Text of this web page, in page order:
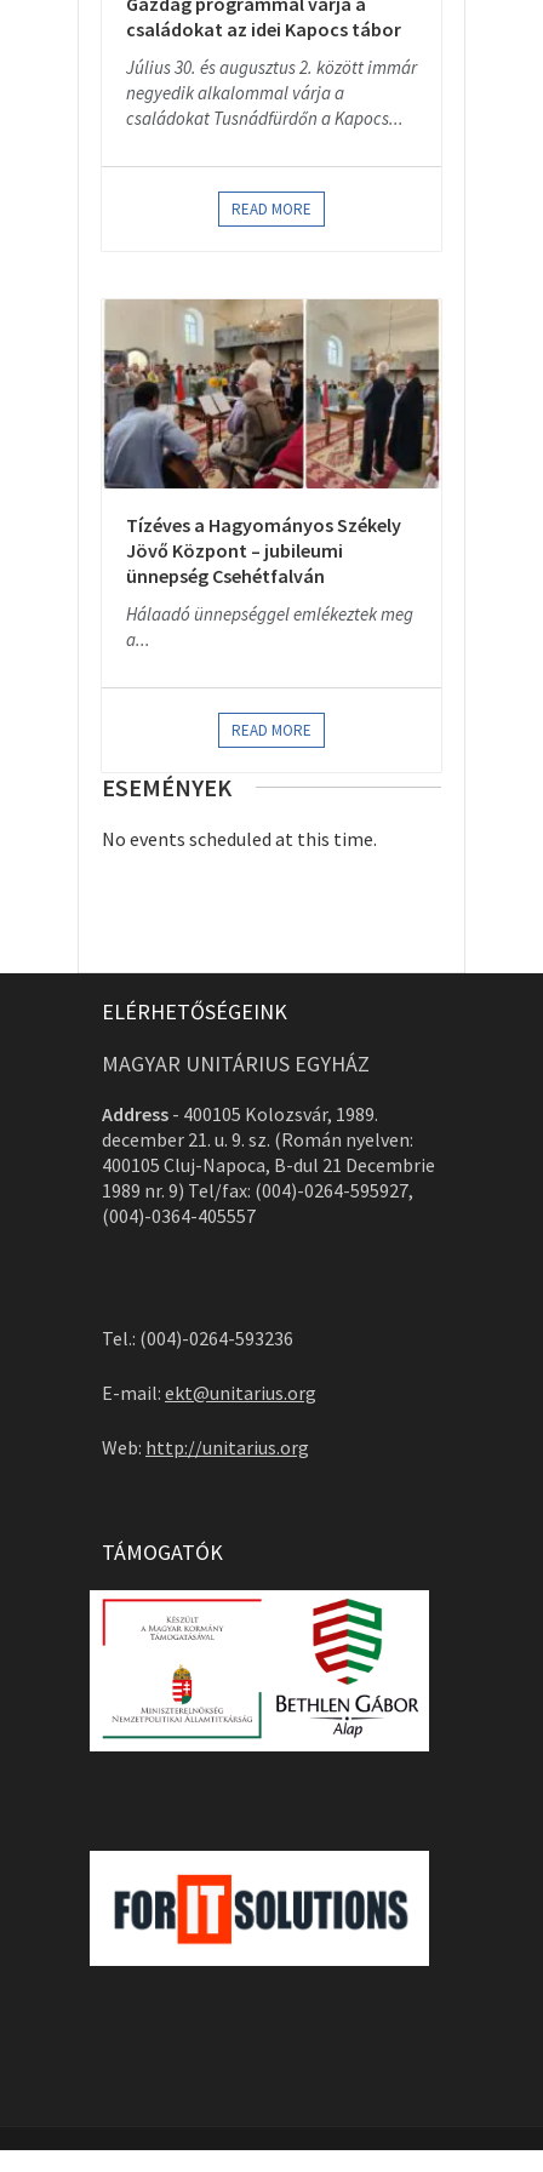
családokat az idei Kapocs tábor
Július 30. és augusztus 2. között immár
negyedik alkalommal várja a
családokat Tusnádfürdőn a Kapocs...
READ MORE
Tízéves a Hagyományos Székely
Jövő Központ – jubileumi
ünnepség Csehétfalván
Hálaadó ünnepséggel emlékeztek meg
a...
READ MORE
ESEMÉNYEK
No events scheduled at this time.
ELÉRHETŐSÉGEINK
MAGYAR UNITÁRIUS EGYHÁZ
Address - 400105 Kolozsvár, 1989.
december 21. u. 9. sz. (Román nyelven:
400105 Cluj-Napoca, B-dul 21 Decembrie
1989 nr. 9) Tel/fax: (004)-0264-595927,
(004)-0364-405557
Tel.: (004)-0264-593236
E-mail: ekt@unitarius.org
Web: http://unitarius.org
TÁMOGATÓK